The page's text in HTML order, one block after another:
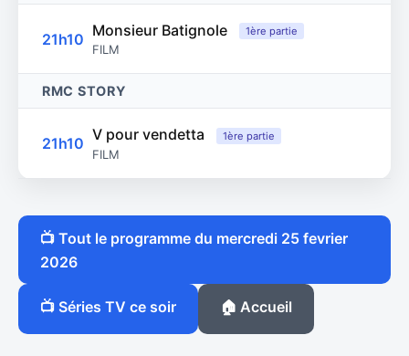
21h10 Monsieur Batignole 1ère partie
FILM
RMC STORY
21h10 V pour vendetta 1ère partie
FILM
📺 Tout le programme du mercredi 25 fevrier
2026
📺 Séries TV ce soir 🏠 Accueil